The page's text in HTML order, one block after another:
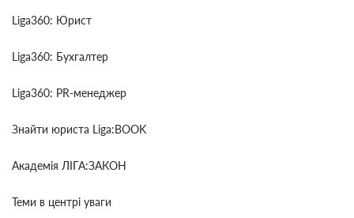
Liga360: Юрист
Liga360: Бухгалтер
Liga360: PR-менеджер
Знайти юриста Liga:BOOK
Академія ЛІГА:ЗАКОН
Теми в центрі уваги